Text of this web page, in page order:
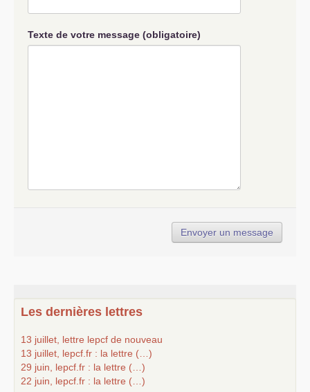
Texte de votre message (obligatoire)
Les dernières lettres
13 juillet, lettre lepcf de nouveau
13 juillet, lepcf.fr : la lettre (…)
29 juin, lepcf.fr : la lettre (…)
22 juin, lepcf.fr : la lettre (…)